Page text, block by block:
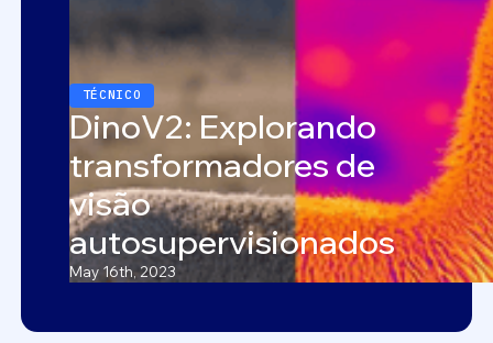
TÉCNICO
DinoV2: Explorando
transformadores de
visão
autosupervisionados
May 16th, 2023